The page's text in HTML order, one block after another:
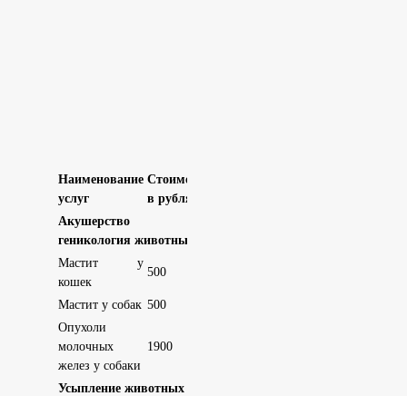
Наименование
услуг
Стоимость
в рублях
Акушерство и
геникология животных
Мастит у
кошек
500
Мастит у собак 500
Опухоли
молочных
желез у собаки
1900
Усыпление животных